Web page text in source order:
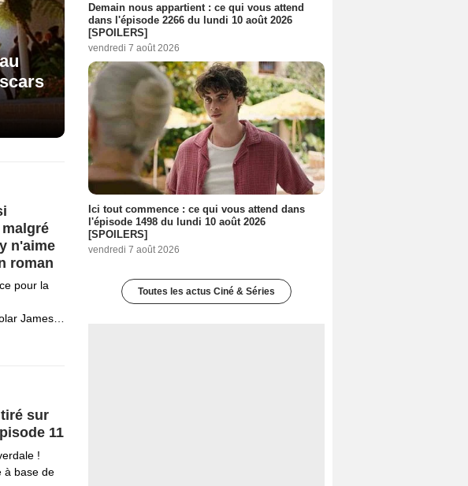
n'aime
roman
pour la
James…
sur
11
!
à base de
Demain nous appartient : ce qui vous attend
dans l'épisode 2266 du lundi 10 août 2026
[SPOILERS]
vendredi 7 août 2026
Ici tout commence : ce qui vous attend dans
l'épisode 1498 du lundi 10 août 2026
[SPOILERS]
vendredi 7 août 2026
Toutes les actus Ciné & Séries